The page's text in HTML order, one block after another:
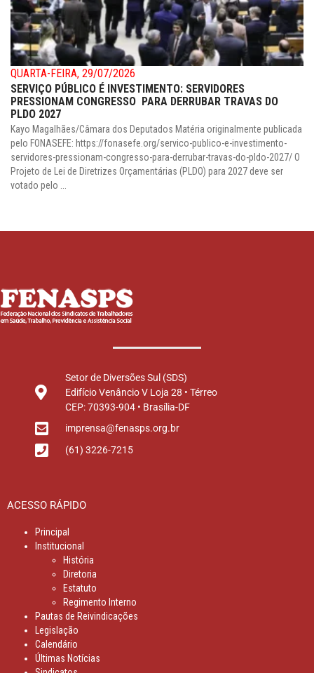
QUARTA-FEIRA, 29/07/2026
SERVIÇO PÚBLICO É INVESTIMENTO: SERVIDORES
PRESSIONAM CONGRESSO PARA DERRUBAR TRAVAS DO
PLDO 2027
Kayo Magalhães/Câmara dos Deputados Matéria originalmente publicada
pelo FONASEFE: https://fonasefe.org/servico-publico-e-investimento-
servidores-pressionam-congresso-para-derrubar-travas-do-pldo-2027/ O
Projeto de Lei de Diretrizes Orçamentárias (PLDO) para 2027 deve ser
votado pelo ...
Setor de Diversões Sul (SDS)
Edifício Venâncio V Loja 28 • Térreo
CEP: 70393-904 • Brasília-DF
imprensa@fenasps.org.br
(61) 3226-7215
ACESSO RÁPIDO
Principal
Institucional
História
Diretoria
Estatuto
Regimento Interno
Pautas de Reivindicações
Legislação
Calendário
Últimas Notícias